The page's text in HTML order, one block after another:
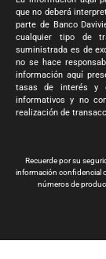
que no deberá
parte de Banco
cualquier tipo de
suministrada es de
no se hace
información aquí
tasas de interés y
informativos y no
realización de
Recuerde por su
información confidencial
números de